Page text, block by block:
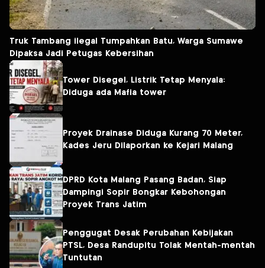
Truk Tambang ilegal Tumpahkan Batu, Warga Sumawe
Dipaksa Jadi Petugas Kebersihan
Tower Disegel, Listrik Tetap Menyala:
Diduga ada Mafia tower
Proyek Drainase Diduga Kurang 70 Meter,
Kades Jeru Dilaporkan ke Kejari Malang
DPRD Kota Malang Pasang Badan, Siap
Dampingi Sopir Bongkar Kebohongan
Proyek Trans Jatim
Penggugat Desak Perubahan Kebijakan
PTSL, Desa Randupitu Tolak Mentah-mentah
Tuntutan